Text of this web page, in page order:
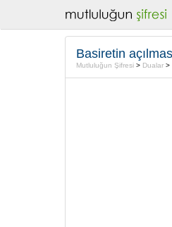
Mutluluğun Şifresi > Dualar >